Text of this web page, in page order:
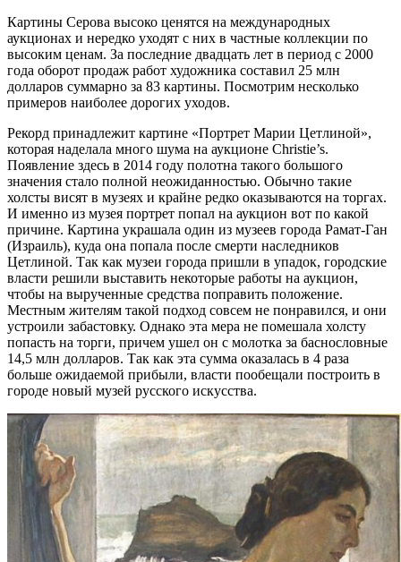
Картины Серова высоко ценятся на международных
аукционах и нередко уходят с них в частные коллекции по
высоким ценам. За последние двадцать лет в период с 2000
года оборот продаж работ художника составил 25 млн
долларов суммарно за 83 картины. Посмотрим несколько
примеров наиболее дорогих уходов.
Рекорд принадлежит картине «Портрет Марии Цетлиной»,
которая наделала много шума на аукционе Christie’s.
Появление здесь в 2014 году полотна такого большого
значения стало полной неожиданностью. Обычно такие
холсты висят в музеях и крайне редко оказываются на торгах.
И именно из музея портрет попал на аукцион вот по какой
причине. Картина украшала один из музеев города Рамат-Ган
(Израиль), куда она попала после смерти наследников
Цетлиной. Так как музеи города пришли в упадок, городские
власти решили выставить некоторые работы на аукцион,
чтобы на вырученные средства поправить положение.
Местным жителям такой подход совсем не понравился, и они
устроили забастовку. Однако эта мера не помешала холсту
попасть на торги, причем ушел он с молотка за баснословные
14,5 млн долларов. Так как эта сумма оказалась в 4 раза
больше ожидаемой прибыли, власти пообещали построить в
городе новый музей русского искусства.